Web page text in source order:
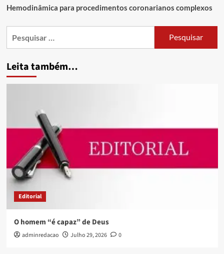
Hemodinâmica para procedimentos coronarianos complexos
Leita também…
Editorial
O homem “é capaz” de Deus
adminredacao Julho 29, 2026 0